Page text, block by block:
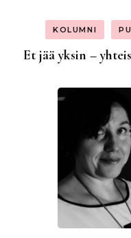
KOLUMNI
Et jää yksin –